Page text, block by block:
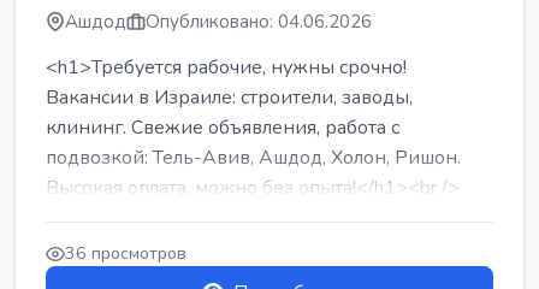
Ашдод Опубликовано: 04.06.2026
<h1>Требуется рабочие, нужны срочно!
Вакансии в Израиле: строители, заводы,
клининг. Свежие объявления, работа с
подвозкой: Тель-Авив, Ашдод, Холон, Ришон.
Высокая оплата, можно без опыта!</h1><br />
...
36 просмотров